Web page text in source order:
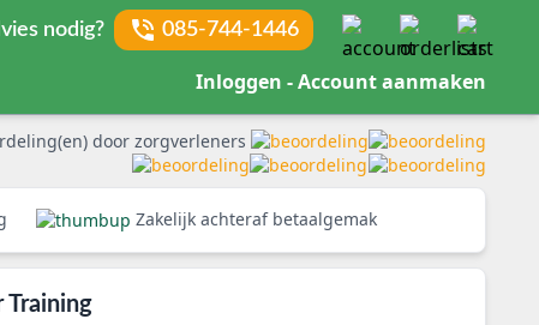
nodig? 085-744-1446
Inloggen - Account aanmaken
door zorgverleners
Zakelijk achteraf betaalgemak
Training